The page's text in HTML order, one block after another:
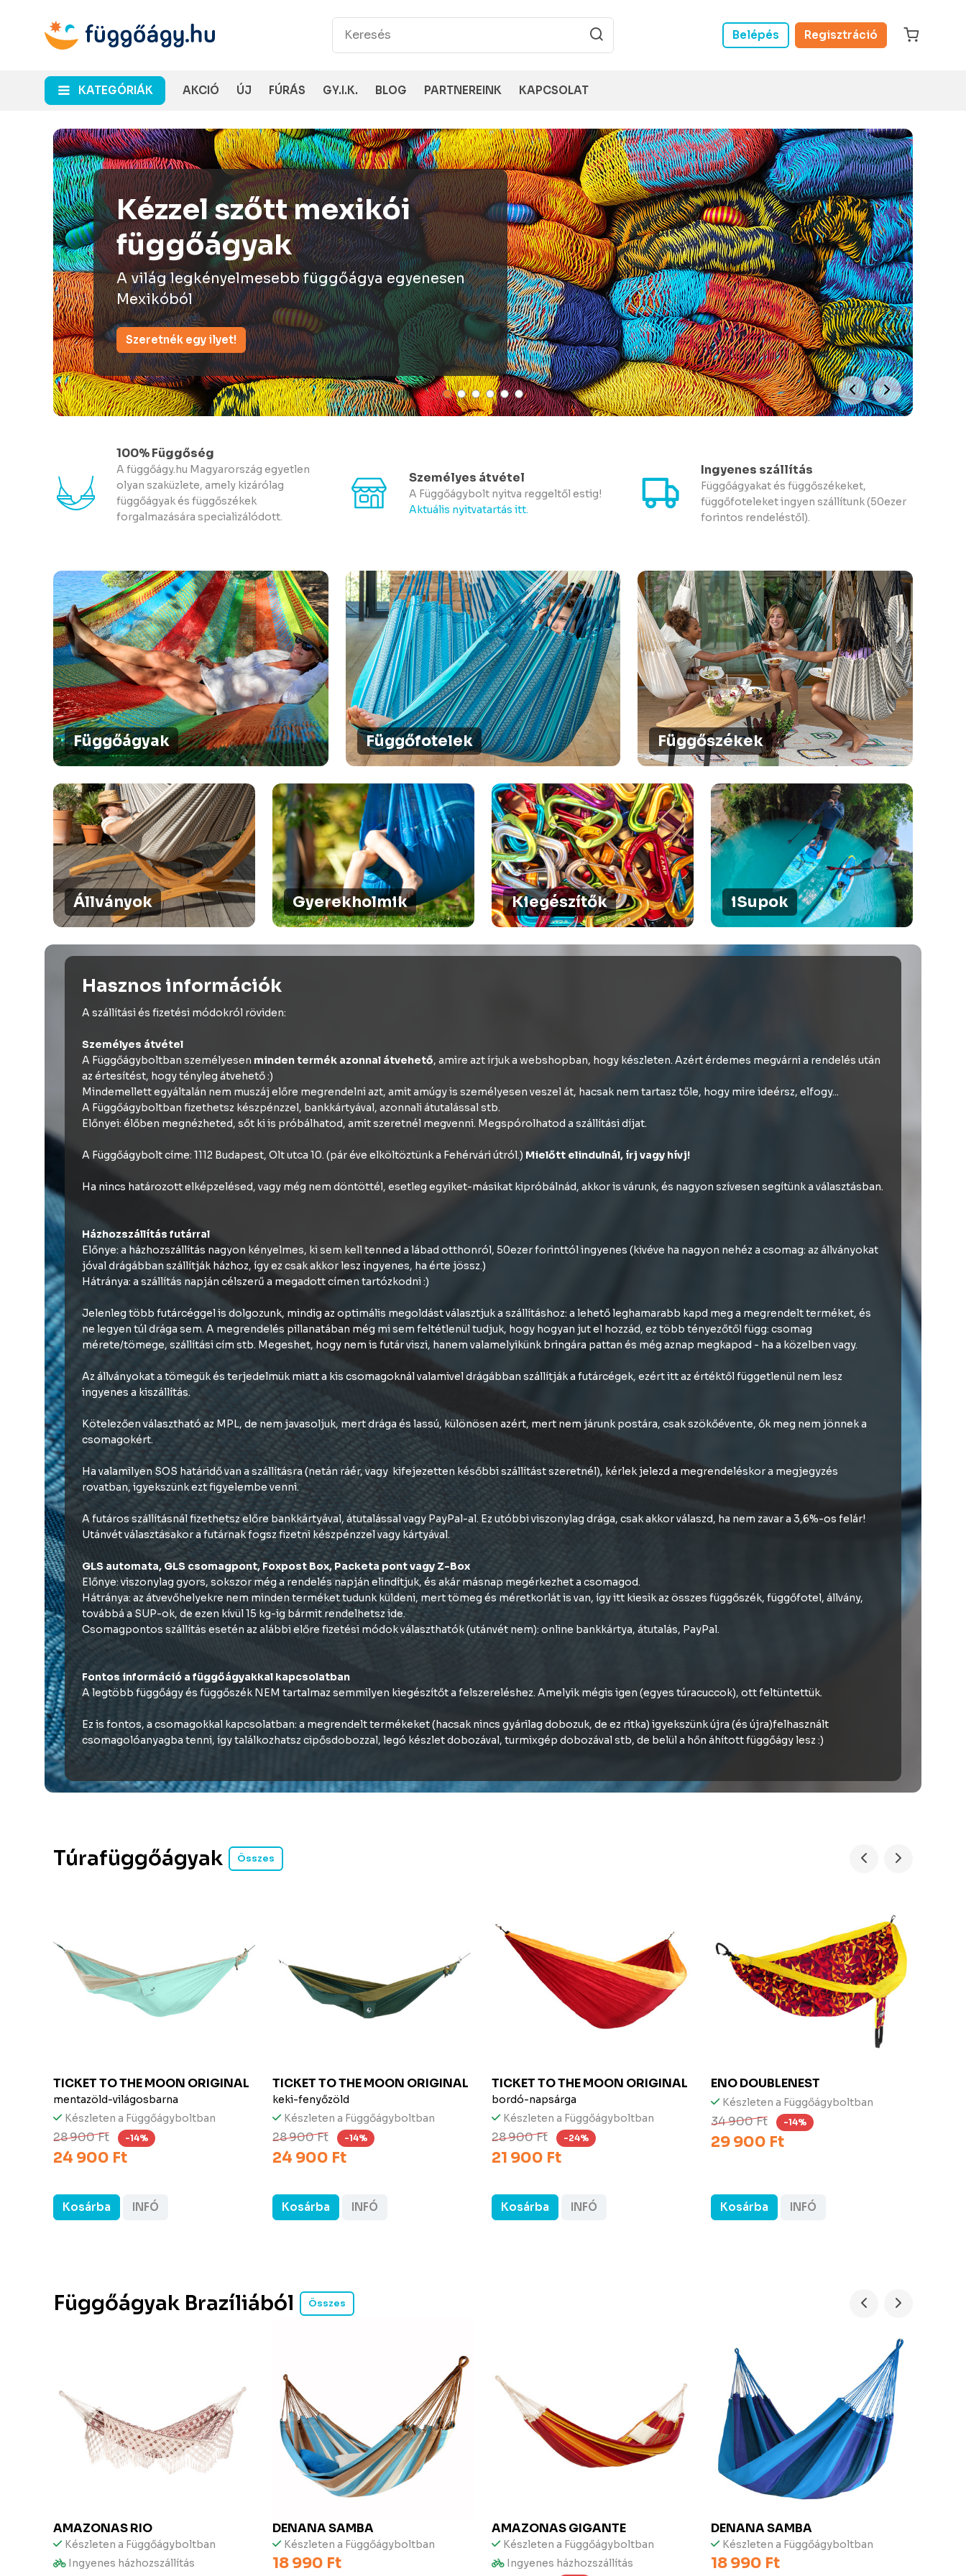
Belépés Regisztráció
KATEGÓRIÁK AKCIÓ ÚJ FÚRÁS GY.I.K. BLOG PARTNEREINK KAPCSOLAT
Esővédők, alpaplanok,
karabinerek....
Minden, ami a túrafüggőágyazáshoz szükséges
lehet
Megnézem
100% Függőség
A függőágy.hu Magyarország egyetlen
olyan szaküzlete, amely kizárólag
függőágyak és függőszékek
forgalmazására specializálódott.
Személyes átvétel
A Függőágybolt nyitva reggeltől estig!
Aktuális nyitvatartás itt.
Ingyenes szállítás
Függőágyakat és függőszékeket,
függőfoteleket ingyen szállítunk (50ezer
forintos rendeléstől).
Függőágyak Függőfotelek Függőszékek
Állványok Gyerekholmik Kiegészítők iSupok
Hasznos információk
A szállítási és fizetési módokról röviden:
Személyes átvétel
A Függőágyboltban személyesen minden termék azonnal átvehető, amire azt írjuk a webshopban, hogy készleten. Azért érdemes megvárni a rendelés után
az értesítést, hogy tényleg átvehető :)
Mindemellett egyáltalán nem muszáj előre megrendelni azt, amit amúgy is személyesen veszel át, hacsak nem tartasz tőle, hogy mire ideérsz, elfogy...
A Függőágyboltban fizethetsz készpénzzel, bankkártyával, azonnali átutalással stb.
Előnyei: élőben megnézheted, sőt ki is próbálhatod, amit szeretnél megvenni. Megspórolhatod a szállítási díjat.
A Függőágybolt címe: 1112 Budapest, Olt utca 10. (pár éve elköltöztünk a Fehérvári útról.) Mielőtt elindulnál, írj vagy hívj!
Ha nincs határozott elképzelésed, vagy még nem döntöttél, esetleg egyiket-másikat kipróbálnád, akkor is várunk, és nagyon szívesen segítünk a választásban.
Házhozszállítás futárral
Előnye: a házhozszállítás nagyon kényelmes, ki sem kell tenned a lábad otthonról, 50ezer forinttól ingyenes (kivéve ha nagyon nehéz a csomag: az állványokat
jóval drágábban szállítják házhoz, így ez csak akkor lesz ingyenes, ha érte jössz.)
Hátránya: a szállítás napján célszerű a megadott címen tartózkodni :)
Jelenleg több futárcéggel is dolgozunk, mindig az optimális megoldást választjuk a szállításhoz: a lehető leghamarabb kapd meg a megrendelt terméket, és
ne legyen túl drága sem. A megrendelés pillanatában még mi sem feltétlenül tudjuk, hogy hogyan jut el hozzád, ez több tényezőtől függ: csomag
mérete/tömege, szállítási cím stb. Megeshet, hogy nem is futár viszi, hanem valamelyikünk bringára pattan és még aznap megkapod - ha a közelben vagy.
Az állványokat a tömegük és terjedelmük miatt a kis csomagoknál valamivel drágábban szállítják a futárcégek, ezért itt az értéktől függetlenül nem lesz
ingyenes a kiszállítás.
Kötelezően választható az MPL, de nem javasoljuk, mert drága és lassú, különösen azért, mert nem járunk postára, csak szökőévente, ők meg nem jönnek a
csomagokért.
Ha valamilyen SOS határidő van a szállításra (netán ráér, vagy kifejezetten későbbi szállítást szeretnél), kérlek jelezd a megrendeléskor a megjegyzés
rovatban, igyekszünk ezt figyelembe venni.
A futáros szállításnál fizethetsz előre bankkártyával, átutalással vagy PayPal-al. Ez utóbbi viszonylag drága, csak akkor válaszd, ha nem zavar a 3,6%-os felár!
Utánvét választásakor a futárnak fogsz fizetni készpénzzel vagy kártyával.
GLS automata, GLS csomagpont, Foxpost Box, Packeta pont vagy Z-Box
Előnye: viszonylag gyors, sokszor még a rendelés napján elindítjuk, és akár másnap megérkezhet a csomagod.
Hátránya: az átvevőhelyekre nem minden terméket tudunk küldeni, mert tömeg és méretkorlát is van, így itt kiesik az összes függőszék, függőfotel, állvány,
továbbá a SUP-ok, de ezen kívül 15 kg-ig bármit rendelhetsz ide.
Csomagpontos szállítás esetén az alábbi előre fizetési módok választhatók (utánvét nem): online bankkártya, átutalás, PayPal.
Fontos információ a függőágyakkal kapcsolatban
A legtöbb függőágy és függőszék NEM tartalmaz semmilyen kiegészítőt a felszereléshez. Amelyik mégis igen (egyes túracuccok), ott feltüntettük.
Ez is fontos, a csomagokkal kapcsolatban: a megrendelt termékeket (hacsak nincs gyárilag dobozuk, de ez ritka) igyekszünk újra (és újra)felhasznált
csomagolóanyagba tenni, így találkozhatsz cipősdobozzal, legó készlet dobozával, turmixgép dobozával stb, de belül a hőn áhított függőágy lesz :)
Túrafüggőágyak Összes
TICKET TO THE MOON ORIGINAL
mentazöld-világosbarna
Készleten a Függőágyboltban
28 900 Ft -14%
24 900 Ft
Kosárba INFÓ
TICKET TO THE MOON ORIGINAL
keki-fenyőzöld
Készleten a Függőágyboltban
28 900 Ft -14%
24 900 Ft
Kosárba INFÓ
TICKET TO THE MOON ORIGINAL
bordó-napsárga
Készleten a Függőágyboltban
28 900 Ft -24%
21 900 Ft
Kosárba INFÓ
ENODOUBLENEST
Készleten a Függőágyboltban
34 900 Ft -14%
29 900 Ft
Kosárba INFÓ
Függőágyak Brazíliából Összes
AMAZONASRIO
Készleten a Függőágyboltban
Ingyenes házhozszállítás
DENANASAMBA
Készleten a Függőágyboltban
18 990 Ft
AMAZONASGIGANTE
Készleten a Függőágyboltban
Ingyenes házhozszállítás
DENANASAMBA
Készleten a Függőágyboltban
18 990 Ft